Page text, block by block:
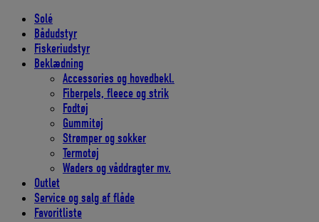
Solé
Bådudstyr
Fiskeriudstyr
Beklædning
Accessories og hovedbekl.
Fiberpels, fleece og strik
Fodtøj
Gummitøj
Strømper og sokker
Termotøj
Waders og våddragter mv.
Outlet
Service og salg af flåde
Favoritliste